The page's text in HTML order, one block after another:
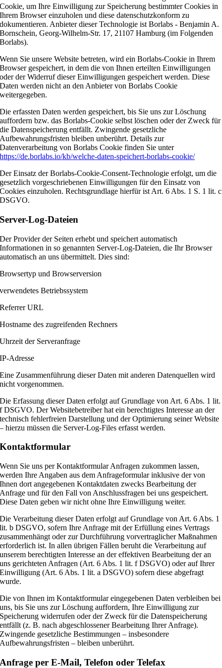
Cookie, um Ihre Einwilligung zur Speicherung bestimmter Cookies in
Ihrem Browser einzuholen und diese datenschutzkonform zu
dokumentieren. Anbieter dieser Technologie ist Borlabs - Benjamin A.
Bornschein, Georg-Wilhelm-Str. 17, 21107 Hamburg (im Folgenden
Borlabs).
Wenn Sie unsere Website betreten, wird ein Borlabs-Cookie in Ihrem
Browser gespeichert, in dem die von Ihnen erteilten Einwilligungen
oder der Widerruf dieser Einwilligungen gespeichert werden. Diese
Daten werden nicht an den Anbieter von Borlabs Cookie
weitergegeben.
Die erfassten Daten werden gespeichert, bis Sie uns zur Löschung
auffordern bzw. das Borlabs-Cookie selbst löschen oder der Zweck für
die Datenspeicherung entfällt. Zwingende gesetzliche
Aufbewahrungsfristen bleiben unberührt. Details zur
Datenverarbeitung von Borlabs Cookie finden Sie unter
https://de.borlabs.io/kb/welche-daten-speichert-borlabs-cookie/
Der Einsatz der Borlabs-Cookie-Consent-Technologie erfolgt, um die
gesetzlich vorgeschriebenen Einwilligungen für den Einsatz von
Cookies einzuholen. Rechtsgrundlage hierfür ist Art. 6 Abs. 1 S. 1 lit. c
DSGVO.
Server-Log-Dateien
Der Provider der Seiten erhebt und speichert automatisch
Informationen in so genannten Server-Log-Dateien, die Ihr Browser
automatisch an uns übermittelt. Dies sind:
Browsertyp und Browserversion
verwendetes Betriebssystem
Referrer URL
Hostname des zugreifenden Rechners
Uhrzeit der Serveranfrage
IP-Adresse
Eine Zusammenführung dieser Daten mit anderen Datenquellen wird
nicht vorgenommen.
Die Erfassung dieser Daten erfolgt auf Grundlage von Art. 6 Abs. 1 lit.
f DSGVO. Der Websitebetreiber hat ein berechtigtes Interesse an der
technisch fehlerfreien Darstellung und der Optimierung seiner Website
– hierzu müssen die Server-Log-Files erfasst werden.
Kontaktformular
Wenn Sie uns per Kontaktformular Anfragen zukommen lassen,
werden Ihre Angaben aus dem Anfrageformular inklusive der von
Ihnen dort angegebenen Kontaktdaten zwecks Bearbeitung der
Anfrage und für den Fall von Anschlussfragen bei uns gespeichert.
Diese Daten geben wir nicht ohne Ihre Einwilligung weiter.
Die Verarbeitung dieser Daten erfolgt auf Grundlage von Art. 6 Abs. 1
lit. b DSGVO, sofern Ihre Anfrage mit der Erfüllung eines Vertrags
zusammenhängt oder zur Durchführung vorvertraglicher Maßnahmen
erforderlich ist. In allen übrigen Fällen beruht die Verarbeitung auf
unserem berechtigten Interesse an der effektiven Bearbeitung der an
uns gerichteten Anfragen (Art. 6 Abs. 1 lit. f DSGVO) oder auf Ihrer
Einwilligung (Art. 6 Abs. 1 lit. a DSGVO) sofern diese abgefragt
wurde.
Die von Ihnen im Kontaktformular eingegebenen Daten verbleiben bei
uns, bis Sie uns zur Löschung auffordern, Ihre Einwilligung zur
Speicherung widerrufen oder der Zweck für die Datenspeicherung
entfällt (z. B. nach abgeschlossener Bearbeitung Ihrer Anfrage).
Zwingende gesetzliche Bestimmungen – insbesondere
Aufbewahrungsfristen – bleiben unberührt.
Anfrage per E-Mail, Telefon oder Telefax